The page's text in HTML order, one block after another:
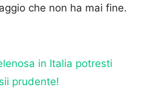
che non ha mai fine.
in Italia potresti
prudente!